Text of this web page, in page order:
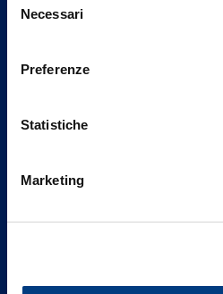
può trovare nel footer del sito
delNecessari
Preferenze
Statistiche
Marketing
20149 Milano